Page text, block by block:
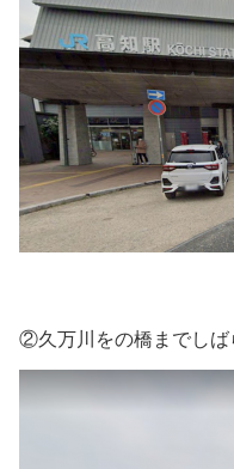
②久万川をの橋までしば